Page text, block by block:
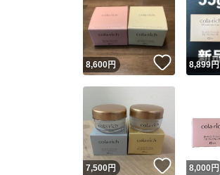
8,600円 いいね！
8,899円
7,500円 いいね！
8,000 円